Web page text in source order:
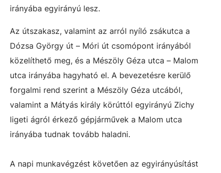
irányába egyirányú lesz.
Az útszakasz, valamint az arról nyíló zsákutca a
Dózsa György út – Móri út csomópont irányából
közelíthető meg, és a Mészöly Géza utca – Malom
utca irányába hagyható el. A bevezetésre kerülő
forgalmi rend szerint a Mészöly Géza utcából,
valamint a Mátyás király körúttól egyirányú Zichy
ligeti ágról érkező gépjárművek a Malom utca
irányába tudnak tovább haladni.
A napi munkavégzést követően az egyirányúsítást